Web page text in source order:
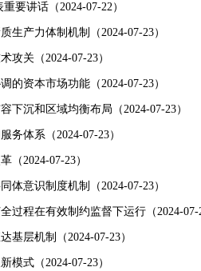
要讲话（2024-07-22）
产力体制机制（2024-07-23）
攻关（2024-07-23）
资本市场功能（2024-07-23）
沉和区域均衡布局（2024-07-23）
务体系（2024-07-23）
（2024-07-23）
意识制度机制（2024-07-23）
程在有效制约监督下运行（2024-07-
基层机制（2024-07-23）
模式（2024-07-23）